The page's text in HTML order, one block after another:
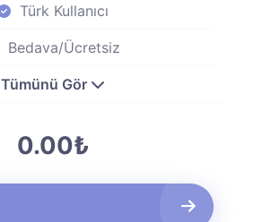
Türk Kullanıcı
Bedava/Ücretsiz
Tümünü Gör
0.00₺